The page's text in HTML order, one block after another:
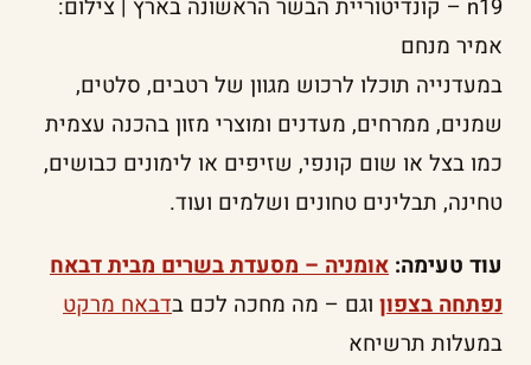
n19 – קונדיטוריית הבשר הראשונה בארץ | צילום:
אמיר מנחם
במעדנייה תוכלו לרכוש מגוון של רטבים, סלטים,
שמנים, ממרחים, מעדנים ומוצרי מזון בהכנה עצמית
כמו בצל או שום קונפי, שזיפים או לימונים כבושים,
טחינה, תבלינים טחונים ושלמים ועוד.
עוד טעימה: אומניה – מסעדת בשרים מבית דבאח
נפתחה בצפון וגם – מה מחכה לכם בדבאח מרקט
במעלות תרשיחא